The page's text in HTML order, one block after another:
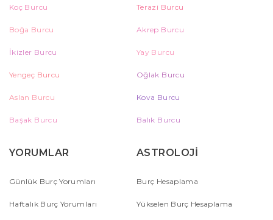
Koç Burcu Terazi Burcu
Boğa Burcu Akrep Burcu
İkizler Burcu Yay Burcu
Yengeç Burcu Oğlak Burcu
Aslan Burcu Kova Burcu
Başak Burcu Balık Burcu
YORUMLAR
Günlük Burç Yorumları
Haftalık Burç Yorumları
ASTROLOJİ
Burç Hesaplama
Yükselen Burç Hesaplama